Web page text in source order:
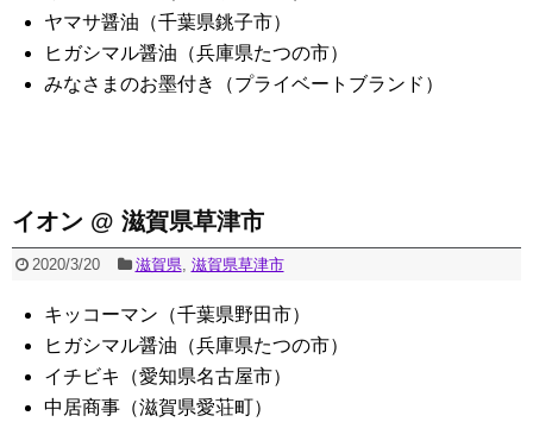
ヤマサ醤油（千葉県銚子市）
ヒガシマル醤油（兵庫県たつの市）
みなさまのお墨付き（プライベートブランド）
イオン @ 滋賀県草津市
2020/3/20 滋賀県, 滋賀県草津市
キッコーマン（千葉県野田市）
ヒガシマル醤油（兵庫県たつの市）
イチビキ（愛知県名古屋市）
中居商事（滋賀県愛荘町）